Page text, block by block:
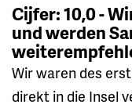
Cijfer: 10,0 -
und werden
Wir waren des
direkt in die Insel